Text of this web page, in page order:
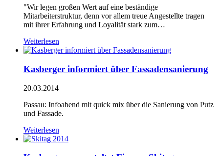
"Wir legen großen Wert auf eine beständige
Mitarbeiterstruktur, denn vor allem treue Angestellte tragen
mit ihrer Erfahrung und Loyalität stark zum…
Weiterlesen
Kasberger informiert über Fassadensanierung
20.03.2014
Passau: Infoabend mit quick mix über die Sanierung von Putz
und Fassade.
Weiterlesen